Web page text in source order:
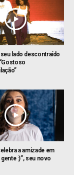
lado descontraído
a amizade em
:)”, seu novo